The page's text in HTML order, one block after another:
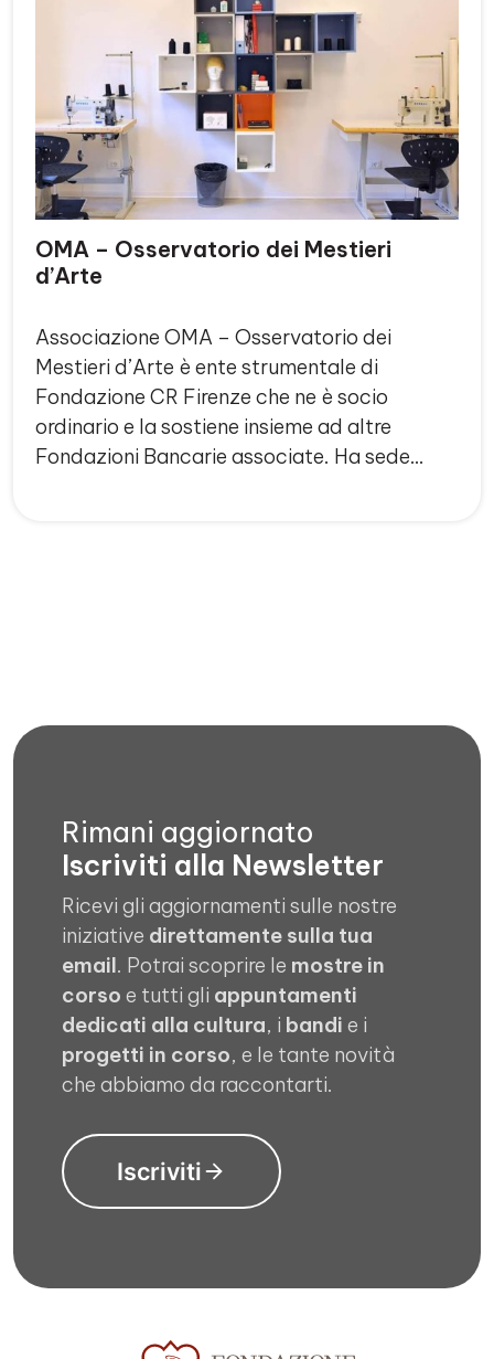
OMA – Osservatorio dei Mestieri
d’Arte
Associazione OMA – Osservatorio dei
Mestieri d’Arte è ente strumentale di
Fondazione CR Firenze che ne è socio
ordinario e la sostiene insieme ad altre
Fondazioni Bancarie associate. Ha sede…
Rimani aggiornato
Iscriviti alla Newsletter
Ricevi gli aggiornamenti sulle nostre
iniziative direttamente sulla tua
email. Potrai scoprire le mostre in
corso e tutti gli appuntamenti
dedicati alla cultura, i bandi e i
progetti in corso, e le tante novità
che abbiamo da raccontarti.
Iscriviti